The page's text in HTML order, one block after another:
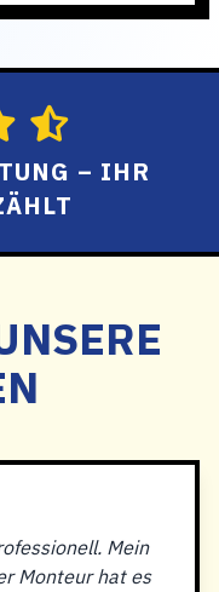
– IHR
Mein
Monteur hat es